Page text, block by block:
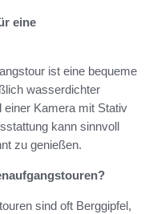
eine
ist eine bequeme
wasserdichter
einer Kamera mit Stativ
kann sinnvoll
zu genießen.
sind oft Berggipfel,